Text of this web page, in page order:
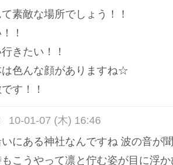
素敵な場所でしょう！！
！
きたい！！
は色んな顔がありますね☆
す！！
10-01-07 (木) 16:46
にある神社なんですね 波の音が
こうやって凛と佇む姿が目に浮